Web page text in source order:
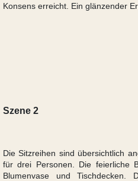
Konsens erreicht. Ein glänzender
Szene 2
Die Sitzreihen sind übersichtlich
für drei Personen. Die feierliche
Blumenvase und Tischdecken.